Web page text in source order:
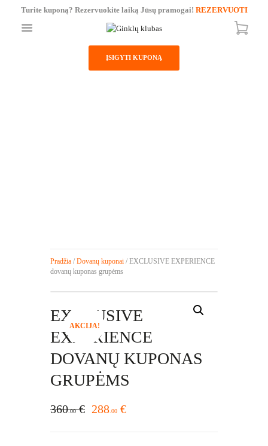
Turite kuponą? Rezervuokite laiką Jūsų pramogai! REZERVUOTI
ĮSIGYTI KUPONĄ
PAGRINDINIS
Pradžia / Dovanų kuponai / EXCLUSIVE EXPERIENCE
dovanų kuponas grupėms
AKCIJA!
EXCLUSIVE
EXPERIENCE
DOVANŲ KUPONAS
GRUPĖMS
360 00 € 288 00 €